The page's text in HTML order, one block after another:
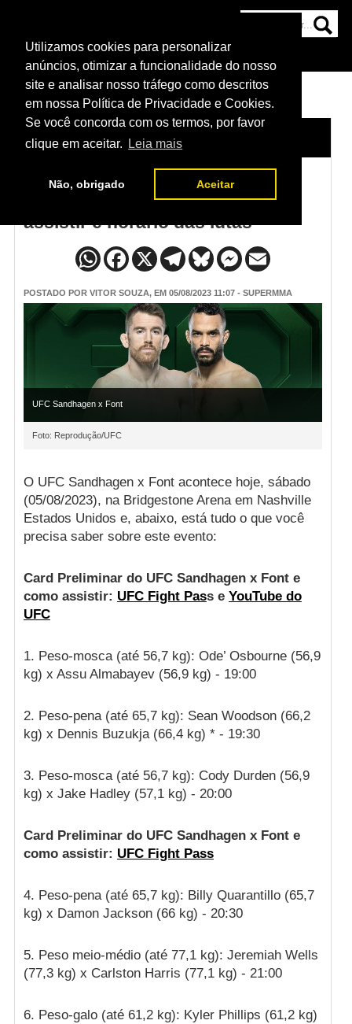
Utilizamos cookies para personalizar
anúncios, otimizar a funcionalidade do nosso
site e analisar nosso tráfego como descritos
em nossa Política de Privacidade e Cookies.
Se você concorda com os termos, por favor
clique em aceitar.
Leia mais
Não, obrigado Aceitar
NOTÍCIAS
HOME NOTÍCIAS
UFC Sandhagen x Font: como
assistir e horário das lutas
POSTADO POR VITOR SOUZA, EM 05/08/2023 11:07 - SUPERMMA
UFC Sandhagen x Font
Foto: Reprodução/UFC
O UFC Sandhagen x Font acontece hoje, sábado
(05/08/2023), na Bridgestone Arena em Nashville
Estados Unidos e, abaixo, está tudo o que você
precisa saber sobre este evento:
Card Preliminar do UFC Sandhagen x Font e
como assistir: UFC Fight Pass e YouTube do
UFC
1. Peso-mosca (até 56,7 kg): Ode’ Osbourne (56,9
kg) x Assu Almabayev (56,9 kg) - 19:00
2. Peso-pena (até 65,7 kg): Sean Woodson (66,2
kg) x Dennis Buzukja (66,4 kg) * - 19:30
3. Peso-mosca (até 56,7 kg): Cody Durden (56,9
kg) x Jake Hadley (57,1 kg) - 20:00
Card Preliminar do UFC Sandhagen x Font e
como assistir: UFC Fight Pass
4. Peso-pena (até 65,7 kg): Billy Quarantillo (65,7
kg) x Damon Jackson (66 kg) - 20:30
5. Peso meio-médio (até 77,1 kg): Jeremiah Wells
(77,3 kg) x Carlston Harris (77,1 kg) - 21:00
6. Peso-galo (até 61,2 kg): Kyler Phillips (61,2 kg)